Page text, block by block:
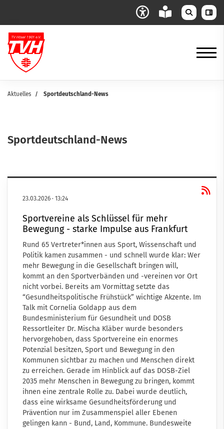
Aktuelles Sportdeutschland-News
Sportdeutschland-News
23.03.2026 · 13:24
Sportvereine als Schlüssel für mehr
Bewegung - starke Impulse aus Frankfurt
Rund 65 Vertreter*innen aus Sport, Wissenschaft und
Politik kamen zusammen - und schnell wurde klar: Wer
mehr Bewegung in die Gesellschaft bringen will,
kommt an den Sportverbänden und -vereinen vor Ort
nicht vorbei. Bereits am Vormittag setzte das
“Gesundheitspolitische Frühstück” wichtige Akzente. Im
Talk mit Cornelia Goldapp aus dem
Bundesministerium für Gesundheit und DOSB
Ressortleiter Dr. Mischa Kläber wurde besonders
hervorgehoben, dass Sportvereine ein enormes
Potenzial besitzen, Sport und Bewegung in den
Kommunen sichtbar zu machen und Menschen direkt
zu erreichen. Gerade im Hinblick auf das DOSB-Ziel
2035 mehr Menschen in Bewegung zu bringen, kommt
ihnen eine zentrale Rolle zu. Dabei wurde deutlich,
dass eine wirksame Gesundheitsförderung und
Prävention nur im Zusammenspiel aller Ebenen
gelingen kann - Bund, Land, Kommune. Bundesweite